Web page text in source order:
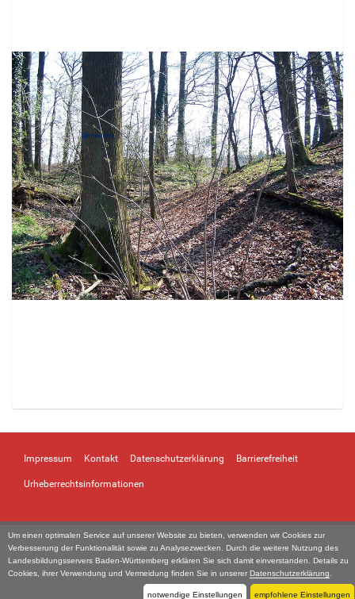
Um einen optimalen Service auf unserer Website zu bieten, verwenden wir Cookies zur
Verbesserung der Funktionalität sowie zu Analysezwecken. Durch die weitere Nutzung des
Landesbildungsservers Baden-Württemberg erklären Sie sich damit einverstanden. Details zu
Cookies, ihrer Verwendung und Vermeidung finden Sie in unserer Datenschutzerklärung
notwendige Einstellungen empfohlene Einstellungen
e
g
e
d
i
n
Impressum Kontakt Datenschutzerklärung Barrierefreiheit
Urheberrechtsinformationen